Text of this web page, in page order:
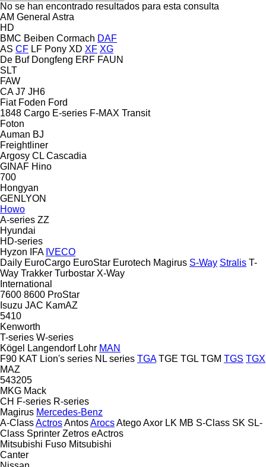
No se han encontrado resultados para esta consulta
AM General Astra
HD
BMC Beiben Cormach DAF
AS CF LF Pony XD XF XG
De Buf Dongfeng ERF FAUN
SLT
FAW
CA J7 JH6
Fiat Foden Ford
1848 Cargo E-series F-MAX Transit
Foton
Auman BJ
Freightliner
Argosy CL Cascadia
GINAF Hino
700
Hongyan
GENLYON
Howo
A-series ZZ
Hyundai
HD-series
Hyzon
IFA IVECO
Daily EuroCargo EuroStar Eurotech Magirus S-Way Stralis T-
Way Trakker Turbostar X-Way
International
7600 8600 ProStar
Isuzu JAC KamAZ
5410
Kenworth
T-series W-series
Kögel
Langendorf Lohr MAN
F90 KAT Lion's series NL series TGA TGE TGL TGM TGS TGX
MAZ
543205
MKG Mack
CH F-series R-series
Magirus Mercedes-Benz
A-ClassActrosAntosArocsAtegoAxor LK MB S-Class SK SL-
Class Sprinter Zetros eActros
Mitsubishi Fuso Mitsubishi
Canter